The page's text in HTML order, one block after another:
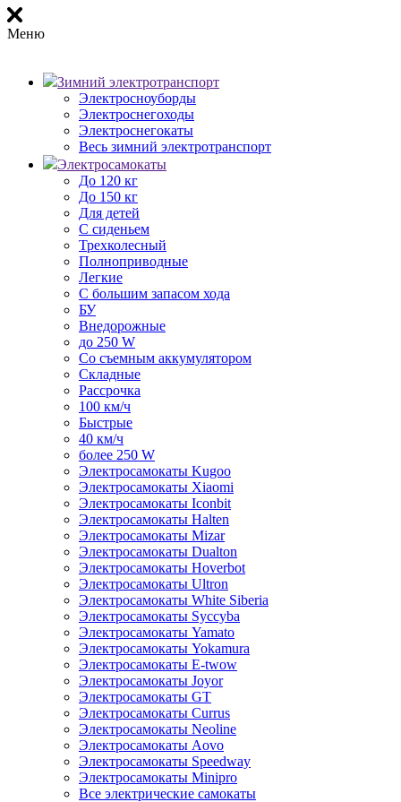
Меню
Зимний электротранспорт
Электросноуборды
Электроснегоходы
Электроснегокаты
Весь зимний электротранспорт
Электросамокаты
До 120 кг
До 150 кг
Для детей
С сиденьем
Трехколесный
Полноприводные
Легкие
С большим запасом хода
БУ
Внедорожные
до 250 W
Со съемным аккумулятором
Складные
Рассрочка
100 км/ч
Быстрые
40 км/ч
более 250 W
Электросамокаты Kugoo
Электросамокаты Xiaomi
Электросамокаты Iconbit
Электросамокаты Halten
Электросамокаты Mizar
Электросамокаты Dualton
Электросамокаты Hoverbot
Электросамокаты Ultron
Электросамокаты White Siberia
Электросамокаты Syccyba
Электросамокаты Yamato
Электросамокаты Yokamura
Электросамокаты E-twow
Электросамокаты Joyor
Электросамокаты GT
Электросамокаты Currus
Электросамокаты Neoline
Электросамокаты Aovo
Электросамокаты Speedway
Электросамокаты Minipro
Все электрические самокаты